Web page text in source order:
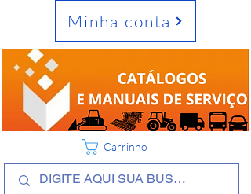
Minha conta
Carrinho